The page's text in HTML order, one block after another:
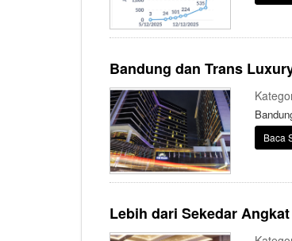
Bandung dan Trans
Baca
Lebih dari Sekedar